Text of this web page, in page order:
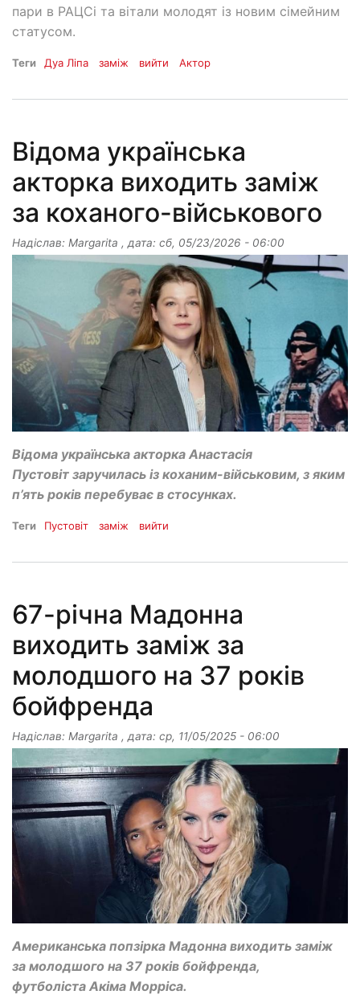
пари в РАЦСі та вітали молодят із новим сімейним
статусом.
Теги Дуа Ліпа заміж вийти Актор
Відома українська
акторка виходить заміж
за коханого-військового
Надіслав: Margarita , дата: сб, 05/23/2026 - 06:00
Відома українська акторка Анастасія
Пустовіт заручилась із коханим-військовим, з яким
п’ять років перебуває в стосунках.
Теги Пустовіт заміж вийти
67-річна Мадонна
виходить заміж за
молодшого на 37 років
бойфренда
Надіслав: Margarita , дата: ср, 11/05/2025 - 06:00
Американська попзірка Мадонна виходить заміж
за молодшого на 37 років бойфренда,
футболіста Акіма Морріса.